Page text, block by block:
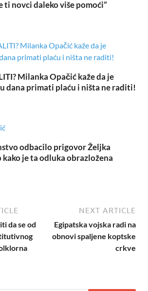
ti novci daleko više pomoći”
Milanka Opačić kaže da je
dana primati plaću i ništa ne raditi!
odbacilo prigovor Željka
kako je ta odluka obrazložena
da se od
NEXT ARTICLE
Egipatska vojska radi na
obnovi spaljene koptske
crkve